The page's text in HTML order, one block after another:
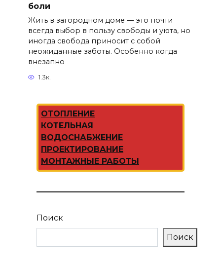
боли
Жить в загородном доме — это почти
всегда выбор в пользу свободы и уюта, но
иногда свобода приносит с собой
неожиданные заботы. Особенно когда
внезапно
1.3к.
ОТОПЛЕНИЕ
КОТЕЛЬНАЯ
ВОДОСНАБЖЕНИЕ
ПРОЕКТИРОВАНИЕ
МОНТАЖНЫЕ РАБОТЫ
Поиск
Поиск